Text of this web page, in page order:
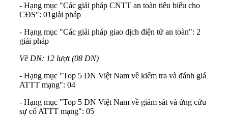
- Hạng mục "Các giải pháp CNTT an toàn tiêu biểu cho
CĐS": 01giải pháp
- Hạng mục "Các giải pháp giao dịch điện tử an toàn": 2
giải pháp
Về DN: 12 lượt (08 DN)
- Hạng mục "Top 5 DN Việt Nam về kiểm tra và đánh giá
ATTT mạng": 04
- Hạng mục "Top 5 DN Việt Nam về giám sát và ứng cứu
sự cố ATTT mạng": 05